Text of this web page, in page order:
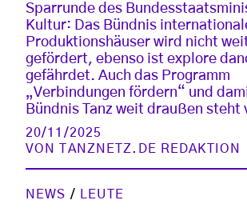
Sparrunde des
Kultur: Das Bündnis
Produktionshäuser wird nicht
gefördert, ebenso ist explore
gefährdet. Auch das Programm
„Verbindungen fördern“ und
Bündnis Tanz weit draußen steht
20/11/2025
VON
TANZNETZ.DE REDAKTION
NEWS / LEUTE